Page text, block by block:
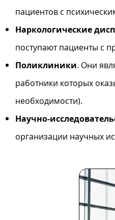
пациентов с
Наркологические
поступают пациенты с
Поликлиники. Они
работники которых
необходимости).
Научно-
организации научных